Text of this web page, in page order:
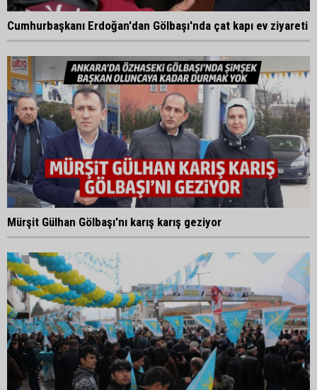
Cumhurbaşkanı Erdoğan'dan Gölbaşı'nda çat kapı ev ziyareti
Mürşit Gülhan Gölbaşı'nı karış karış geziyor